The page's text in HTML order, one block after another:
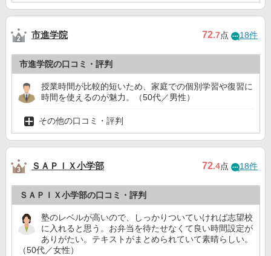
市進学院 72.7点 18件
市進学院の口コミ・評判
授業時間が比較的短いため、家庭での個別学習や復習に
時間を使えるのが魅力。（50代／男性）
その他の口コミ・評判
ＳＡＰＩＸ小学部 72.4点 18件
ＳＡＰＩＸ小学部の口コミ・評判
塾のレベルが高いので、しっかりついていければ志望校
に入れると思う。お弁当を待たせなくて良い時間設定が
ありがたい。テキストがまとめられていて素晴らしい。
（50代／女性）